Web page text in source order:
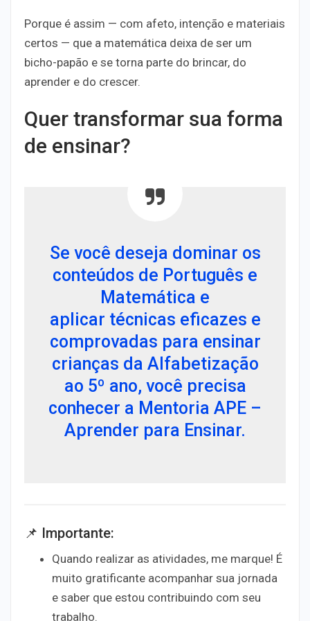
Porque é assim — com afeto, intenção e materiais
certos — que a matemática deixa de ser um
bicho-papão e se torna parte do brincar, do
aprender e do crescer.
Quer transformar sua forma
de ensinar?
Se você deseja dominar os
conteúdos de Português e
Matemática e
aplicar técnicas eficazes e
comprovadas para ensinar
crianças da Alfabetização
ao 5º ano, você precisa
conhecer a Mentoria APE –
Aprender para Ensinar.
📌 Importante:
Quando realizar as atividades, me marque! É
muito gratificante acompanhar sua jornada
e saber que estou contribuindo com seu
trabalho.